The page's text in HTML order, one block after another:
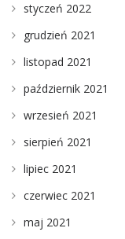
styczeń 2022
grudzień 2021
listopad 2021
październik 2021
wrzesień 2021
sierpień 2021
lipiec 2021
czerwiec 2021
maj 2021